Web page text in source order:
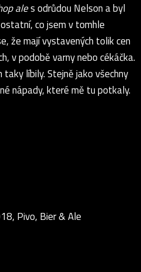
ales odrůdou Nelson a byl
co jsem v tomhle
že mají vystavených tolik cen
v podobě varny nebo cékáčka.
taky líbily. Stejně jako všechny
nápady, které mě tu potkaly.
Pivo, Bier & Ale